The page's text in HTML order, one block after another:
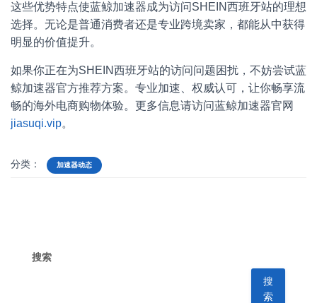
这些优势特点使蓝鲸加速器成为访问SHEIN西班牙站的理想
选择。无论是普通消费者还是专业跨境卖家，都能从中获得
明显的价值提升。
如果你正在为SHEIN西班牙站的访问问题困扰，不妨尝试蓝
鲸加速器官方推荐方案。专业加速、权威认可，让你畅享流
畅的海外电商购物体验。更多信息请访问蓝鲸加速器官网
jiasuqi.vip。
分类： 加速器动态
搜索
搜
索